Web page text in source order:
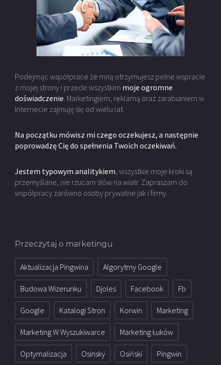
Podejmąc współprace ze mną otrzymujesz pełne wspracie
z mojej strony i przede wszystkim moje ogromne
doświadczenie. Marketingiem, reklamą oraz zarabianiem w
Internecie zajmuję się od wielu lat.
Na początku mówisz mi czego oczekujesz, a następnie
poprowadzę Cię do spełnenia Twoich oczekiwań.
Jestem typowym analitykiem, wszystkie moje kroki są
przemyślane, nie rzucam słów na wiatr. Zapraszam do
współpracy zarówno osoby prywatne jak i firmy.
Przeczytaj o marketingu
Aktualizacja Pingwina Algorytmy Google
Budowa Wizerunku Djoles Facebook Fb
Google Katalogi Stron Korwin Marketing
Marketing W Wyszukiwarce Marketing Łuków
Optymalizacja Osinsky Osiński Pingwin